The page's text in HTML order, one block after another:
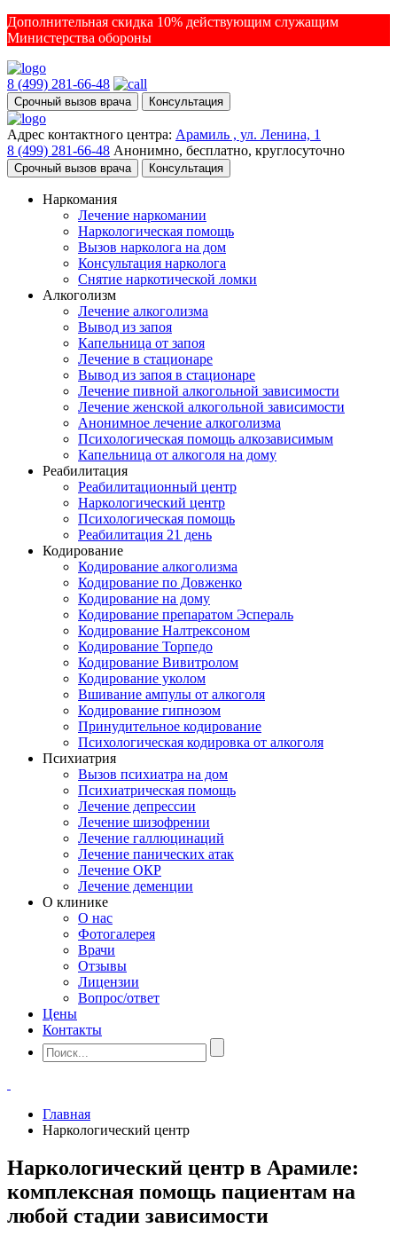
Дополнительная скидка 10% действующим служащим
Министерства обороны
8 (499) 281-66-48
Срочный вызов врача Консультация
Адрес контактного центра: Арамиль , ул. Ленина, 1
8 (499) 281-66-48 Анонимно, бесплатно, круглосуточно
Срочный вызов врача Консультация
Наркомания
Лечение наркомании
Наркологическая помощь
Вызов нарколога на дом
Консультация нарколога
Снятие наркотической ломки
Алкоголизм
Лечение алкоголизма
Вывод из запоя
Капельница от запоя
Лечение в стационаре
Вывод из запоя в стационаре
Лечение пивной алкогольной зависимости
Лечение женской алкогольной зависимости
Анонимное лечение алкоголизма
Психологическая помощь алкозависимым
Капельница от алкоголя на дому
Реабилитация
Реабилитационный центр
Наркологический центр
Психологическая помощь
Реабилитация 21 день
Кодирование
Кодирование алкоголизма
Кодирование по Довженко
Кодирование на дому
Кодирование препаратом Эспераль
Кодирование Налтрексоном
Кодирование Торпедо
Кодирование Вивитролом
Кодирование уколом
Вшивание ампулы от алкоголя
Кодирование гипнозом
Принудительное кодирование
Психологическая кодировка от алкоголя
Психиатрия
Вызов психиатра на дом
Психиатрическая помощь
Лечение депрессии
Лечение шизофрении
Лечение галлюцинаций
Лечение панических атак
Лечение ОКР
Лечение деменции
О клинике
О нас
Фотогалерея
Врачи
Отзывы
Лицензии
Вопрос/ответ
Цены
Контакты
Главная
Наркологический центр
Наркологический центр в Арамиле:
комплексная помощь пациентам на
любой стадии зависимости